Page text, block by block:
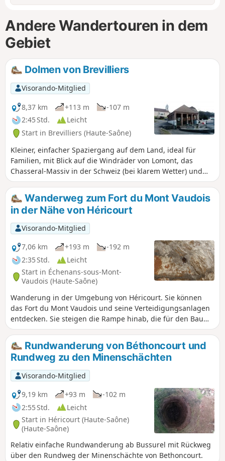
Andere Wandertouren in dem
Gebiet
Dolmen von Brevilliers
Visorando-Mitglied
8,37 km
+113 m
-107 m
2:45 Std.
Leicht
Start in Brevilliers (Haute-Saône)
Kleiner, einfacher Spaziergang auf dem Land, ideal für
Familien, mit Blick auf die Windräder von Lomont, das
Chasseral-Massiv in der Schweiz (bei klarem Wetter) und
Besuch des Dolmens von Brevilliers.
Wanderweg zum Fort du Mont Vaudois
in der Nähe von Héricourt
Visorando-Mitglied
7,06 km
+193 m
-192 m
2:35 Std.
Leicht
Start in Échenans-sous-Mont-
Vaudois (Haute-Saône)
Wanderung in der Umgebung von Héricourt. Sie können
das Fort du Mont Vaudois und seine Verteidigungsanlagen
entdecken. Sie steigen die Rampe hinab, die für den Bau
des Forts verwendet wurde. Sie wandern weiter durch eine
ungewöhnliche Landschaft aus alten, verlassenen
Obstgärten entlang des Bois du Mont Vaudois mit sehr
schönen Aussichtspunkten.
Rundwanderung von Béthoncourt und
Rundweg zu den Minenschächten
Visorando-Mitglied
9,19 km
+93 m
-102 m
2:55 Std.
Leicht
Start in Héricourt (Haute-Saône)
(Haute-Saône)
Relativ einfache Rundwanderung ab Bussurel mit Rückweg
über den Rundweg der Minenschächte von Bethoncourt.